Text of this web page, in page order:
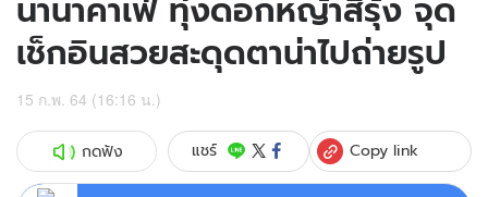
นานาคาเฟ่ ทุ่งดอกหญ้าสีรุ้ง จุด
เช็กอินสวยสะดุดตาน่าไปถ่ายรูป
15 ก.พ. 64 (16:16 น.)
กดฟัง แชร์ Copy link